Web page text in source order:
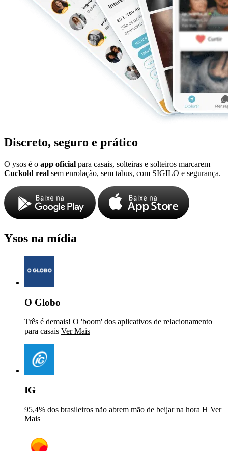
Discreto, seguro e prático
O ysos é o app oficial para casais, solteiras e solteiros marcarem
Cuckold real sem enrolação, sem tabus, com SIGILO e segurança.
Ysos na mídia
O Globo
Três é demais! O 'boom' dos aplicativos de relacionamento
para casais Ver Mais
IG
95,4% dos brasileiros não abrem mão de beijar na hora H Ver
Mais